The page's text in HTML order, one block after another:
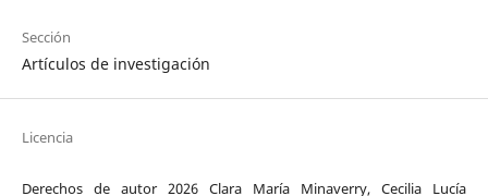
Sección
Artículos de investigación
Licencia
Derechos de autor 2026 Clara María Minaverry, Cecilia Lucía